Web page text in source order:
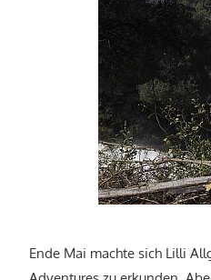
Ende Mai machte sich Lilli